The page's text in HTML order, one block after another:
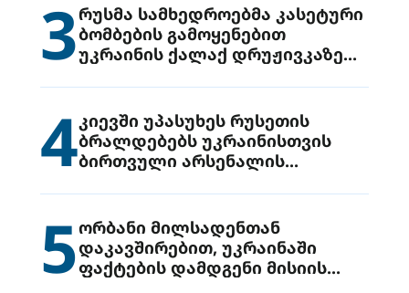
3რუსმა სამხედროებმა კასეტური
ბომბების გამოყენებით
უკრაინის ქალაქ დრუჟივკაზე
4კიევში უპასუხეს რუსეთის
ბრალდებებს უკრაინისთვის
ბირთვული არსენალის
5ორბანი მილსადენთან
დაკავშირებით, უკრაინაში
ფაქტების დამდგენი მისიის